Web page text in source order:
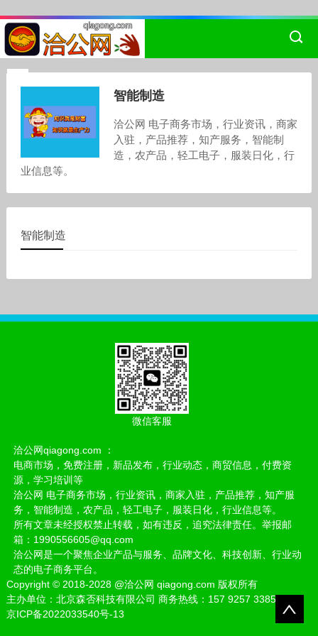
智能制造
洽公网 电子商务市场，行业资讯，商家
入驻，产品推荐，知产服务，智能制
造，农产品，轻工电子，服装日化，行
业信息等。
智能制造
微信客服
洽公网qiagong.com ：
电商市场，免费注册，新品发布，行业动态，商贸信息，付费资
源，学习培训等
洽公网 电子商务市场，行业资讯，商家入驻，产品推荐，知产服
务，智能制造，农产品，轻工电子，服装日化，行业信息等。
所有文章未经授权禁止转载，如有违反，追究法律责任。举报邮
箱：1990556605@qq.com
洽公网是一个聚焦企业产品与服务、品牌文化、科技创新、行业动
态的电子商务平台。
Copyright ©2018-2028 @洽公网 qiagong.com 版权所有
主办单位：北京森否科技有限公司 商务热线：157 9257 3385
京ICP备2022033540号-13